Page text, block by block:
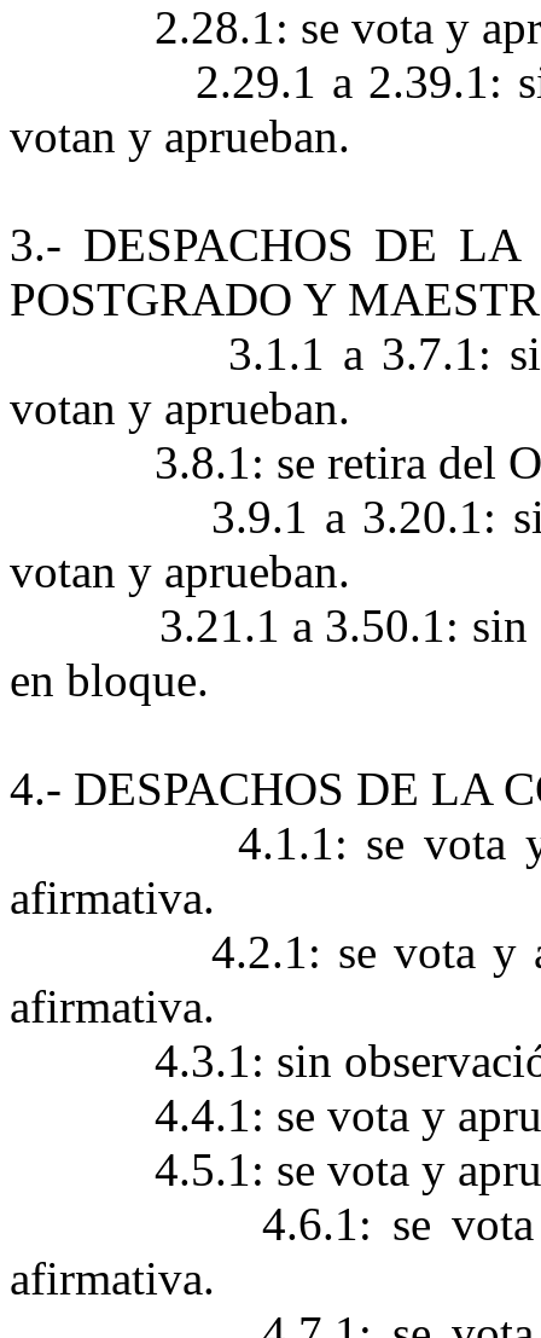
2.28.1: se vota y
2.29.1 a 2.39.1:
votan y aprueban.
3.- DESPACHOS DE
POSTGRADO Y
3.1.1 a 3.7.1:
votan y aprueban.
3.8.1: se retira del
3.9.1 a 3.20.1:
votan y aprueban.
3.21.1 a 3.50.1:
en bloque.
4.- DESPACHOS DE LA
4.1.1: se vota
afirmativa.
4.2.1: se vota y
afirmativa.
4.3.1: sin
4.4.1: se vota y
4.5.1: se vota y
4.6.1: se
afirmativa.